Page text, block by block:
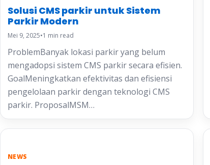
Solusi CMS parkir untuk Sistem
Parkir Modern
Mei 9, 2025•1 min read
ProblemBanyak lokasi parkir yang belum
mengadopsi sistem CMS parkir secara efisien.
GoalMeningkatkan efektivitas dan efisiensi
pengelolaan parkir dengan teknologi CMS
parkir. ProposalMSM…
NEWS